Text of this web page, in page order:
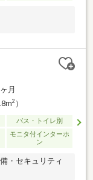
月
2）
バス・トイレ別
モニタ付インターホ
ン
・セキュリティ